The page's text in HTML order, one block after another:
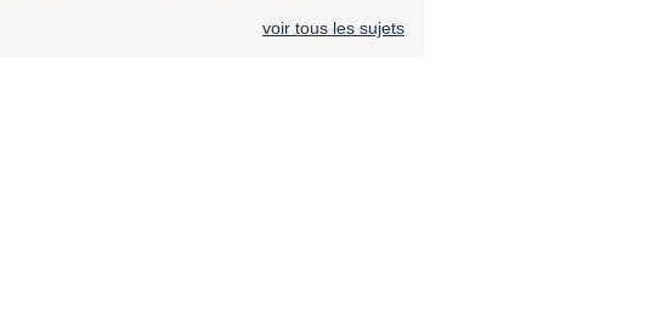
voir tous les sujets